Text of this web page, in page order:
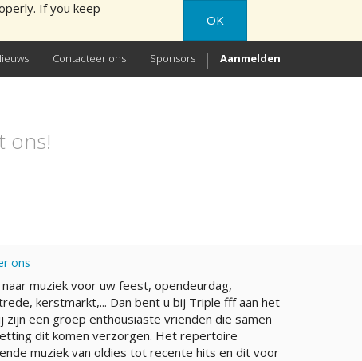
If you keep
OK
Contacteer ons Sponsors Aanmelden
ons!
ons
muziek voor uw feest, opendeurdag,
kerstmarkt,... Dan bent u bij Triple fff aan het
zijn een groep enthousiaste vrienden die samen
dit komen verzorgen. Het repertoire
muziek van oldies tot recente hits en dit voor